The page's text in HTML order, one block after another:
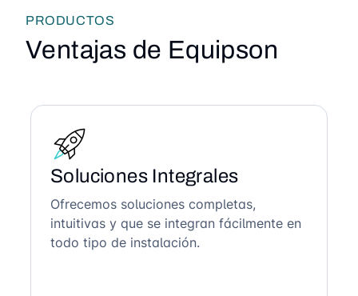
PRODUCTOS
Ventajas de Equipson
Soluciones Integrales
Ofrecemos soluciones completas,
intuitivas y que se integran fácilmente en
todo tipo de instalación.